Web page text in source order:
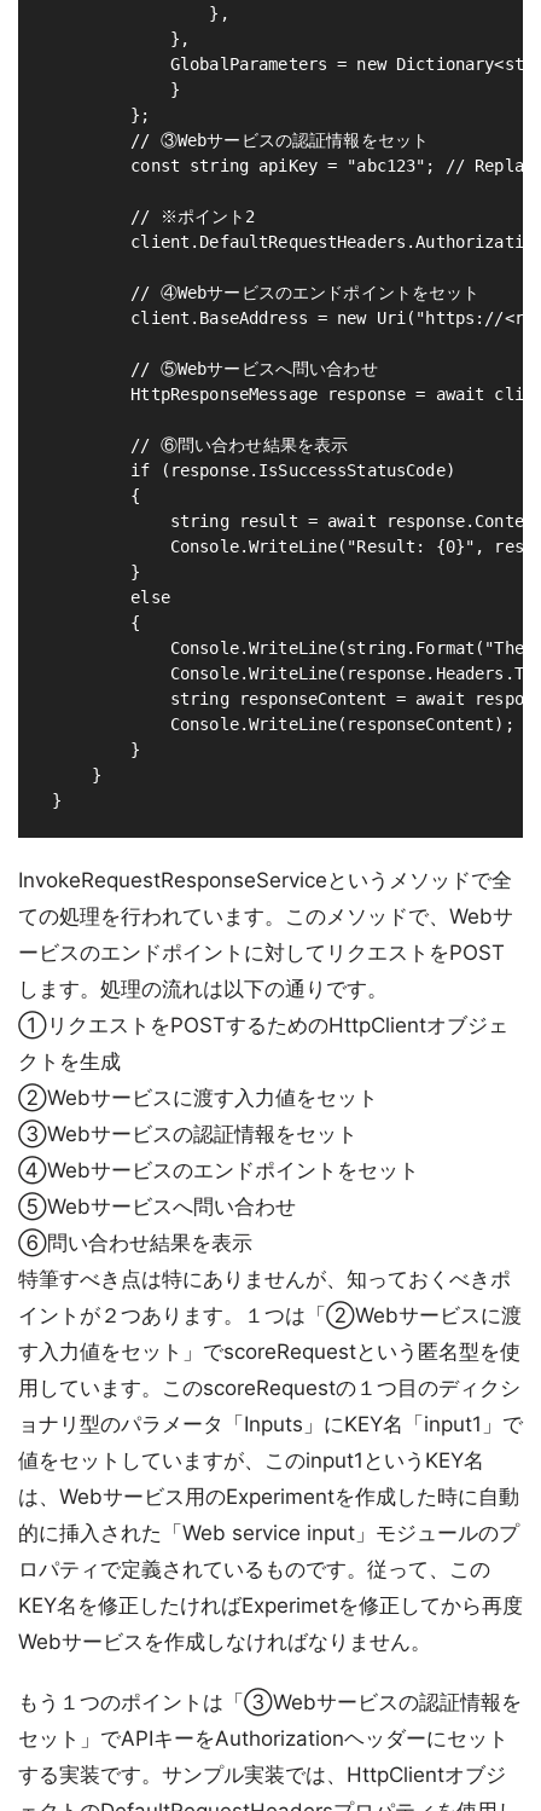
                 },
             },
GlobalParameters = new
             }
         };
         // ③Webサービスの認証情報をセット
const string apiKey = "abc123"; //
         // ※ポイント2
         // ④Webサービスのエンドポイントをセット
client.BaseAddress = new Uri("https://
         // ⑤Webサービスへ問い合わせ
HttpResponseMessage response = await
         // ⑥問い合わせ結果を表示
         if (response.IsSuccessStatusCode)
         {
string result = await
Console.WriteLine("Result: {0}",
         }
         else
         {
Console.WriteLine(string.Format("The
string responseContent = await
             Console.WriteLine(responseContent);
         }
     }
InvokeRequestResponseServiceというメソッドで全
ての処理を行われています。このメソッドで、Webサ
ービスのエンドポイントに対してリクエストをPOST
します。処理の流れは以下の通りです。
①リクエストをPOSTするためのHttpClientオブジェ
クトを生成
②Webサービスに渡す入力値をセット
③Webサービスの認証情報をセット
④Webサービスのエンドポイントをセット
⑤Webサービスへ問い合わせ
⑥問い合わせ結果を表示
特筆すべき点は特にありませんが、知っておくべきポ
イントが２つあります。１つは「②Webサービスに渡
す入力値をセット」でscoreRequestという匿名型を使
用しています。このscoreRequestの１つ目のディクシ
ョナリ型のパラメータ「Inputs」にKEY名「input1」で
値をセットしていますが、このinput1というKEY名
は、Webサービス用のExperimentを作成した時に自動
的に挿入された「Web service input」モジュールのプ
ロパティで定義されているものです。従って、この
KEY名を修正したければExperimetを修正してから再度
Webサービスを作成しなければなりません。
もう１つのポイントは「③Webサービスの認証情報を
セット」でAPIキーをAuthorizationヘッダーにセット
する実装です。サンプル実装では、HttpClientオブジ